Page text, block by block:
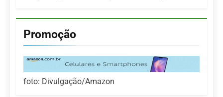
Promoção
foto: Divulgação/Amazon